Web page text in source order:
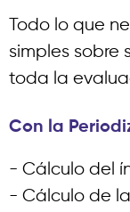
Todo lo que
simples sobre
toda la
Con la
- Cálculo del
- Cálculo de